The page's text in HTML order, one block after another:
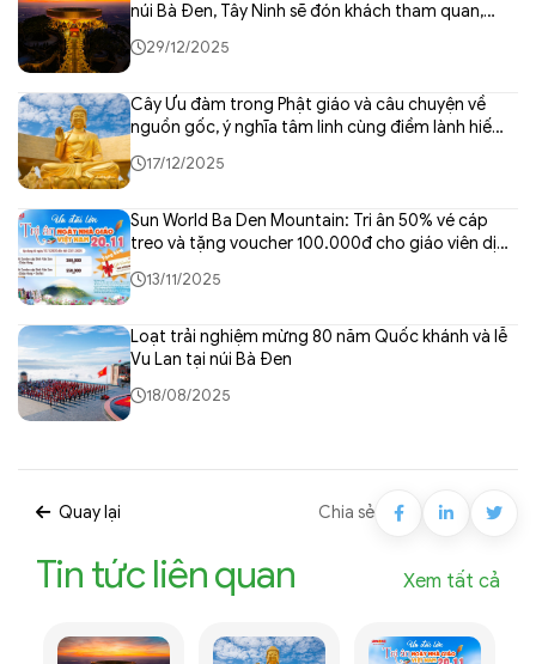
núi Bà Đen, Tây Ninh sẽ đón khách tham quan,
29/12/2025
Cây Ưu đàm trong Phật giáo và câu chuyện về
nguồn gốc, ý nghĩa tâm linh cùng điềm lành hiếm
17/12/2025
Sun World Ba Den Mountain: Tri ân 50% vé cáp
treo và tặng voucher 100.000đ cho giáo viên dịp
13/11/2025
Loạt trải nghiệm mừng 80 năm Quốc khánh và lễ
Vu Lan tại núi Bà Đen
18/08/2025
Quay lại Chia sẻ
Tin tức liên quan Xem tất cả